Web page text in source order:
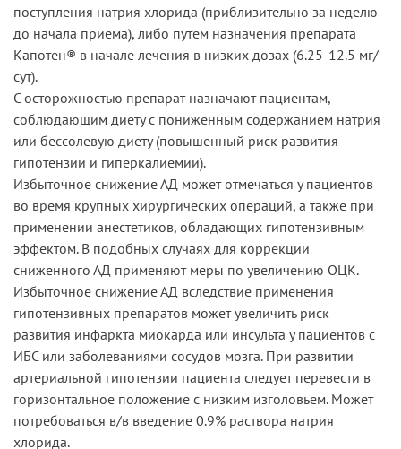
поступления натрия хлорида (приблизительно за неделю
до начала приема), либо путем назначения препарата
Капотен® в начале лечения в низких дозах (6.25-12.5 мг/
сут).
С осторожностью препарат назначают пациентам,
соблюдающим диету с пониженным содержанием натрия
или бессолевую диету (повышенный риск развития
гипотензии и гиперкалиемии).
Избыточное снижение АД может отмечаться у пациентов
во время крупных хирургических операций, а также при
применении анестетиков, обладающих гипотензивным
эффектом. В подобных случаях для коррекции
сниженного АД применяют меры по увеличению ОЦК.
Избыточное снижение АД вследствие применения
гипотензивных препаратов может увеличить риск
развития инфаркта миокарда или инсульта у пациентов с
ИБС или заболеваниями сосудов мозга. При развитии
артериальной гипотензии пациента следует перевести в
горизонтальное положение с низким изголовьем. Может
потребоваться в/в введение 0.9% раствора натрия
хлорида.